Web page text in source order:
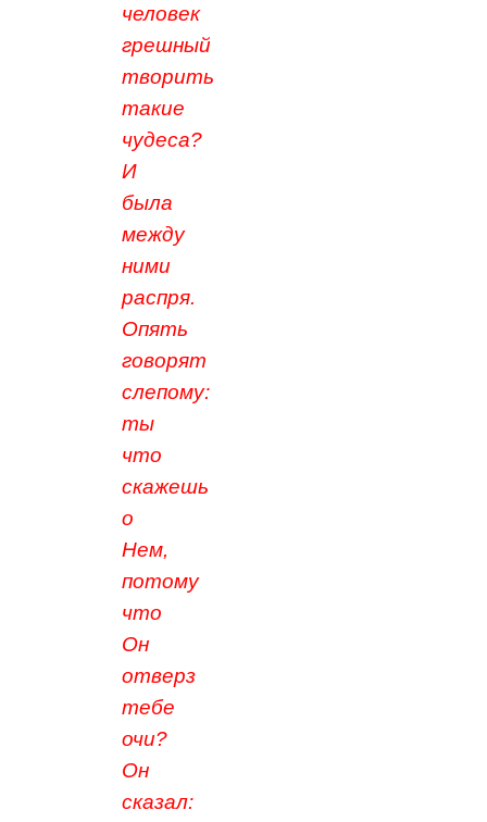
человек
грешный
творить
такие
чудеса?
И
была
между
ними
распря.
Опять
говорят
слепому:
ты
что
скажешь
о
Нем,
потому
что
Он
отверз
тебе
очи?
Он
сказал: